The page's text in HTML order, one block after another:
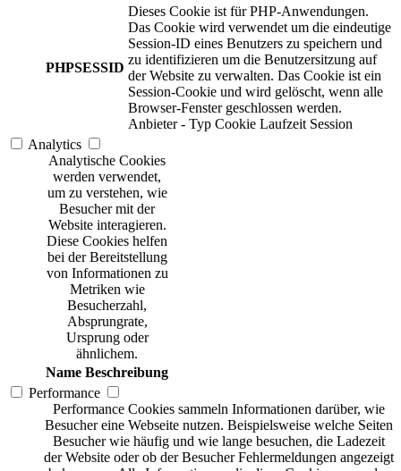
PHPSESSID
Dieses Cookie ist für PHP-Anwendungen.
Das Cookie wird verwendet um die eindeutige
Session-ID eines Benutzers zu speichern und
zu identifizieren um die Benutzersitzung auf
der Website zu verwalten. Das Cookie ist ein
Session-Cookie und wird gelöscht, wenn alle
Browser-Fenster geschlossen werden.
Anbieter - Typ Cookie Laufzeit Session
Analytics
Analytische Cookies
werden verwendet,
um zu verstehen, wie
Besucher mit der
Website interagieren.
Diese Cookies helfen
bei der Bereitstellung
von Informationen zu
Metriken wie
Besucherzahl,
Absprungrate,
Ursprung oder
ähnlichem.
Name Beschreibung
Performance
Performance Cookies sammeln Informationen darüber, wie
Besucher eine Webseite nutzen. Beispielsweise welche Seiten
Besucher wie häufig und wie lange besuchen, die Ladezeit
der Website oder ob der Besucher Fehlermeldungen angezeigt